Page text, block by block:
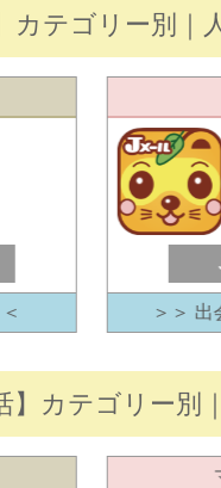
カテゴリー別｜
＞＞ 出
】カテゴリー別